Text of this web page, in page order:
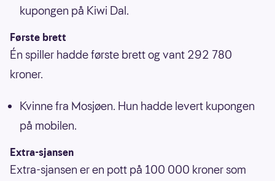
kupongen på Kiwi Dal.
Første brett
Én spiller hadde første brett og vant 292 780
kroner.
Kvinne fra Mosjøen. Hun hadde levert kupongen
på mobilen.
Extra-sjansen
Extra-sjansen er en pott på 100 000 kroner som